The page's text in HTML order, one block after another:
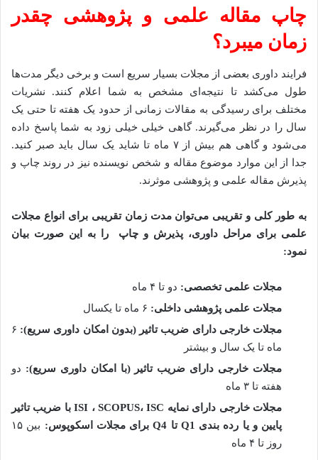
چاپ مقاله علمی و پژوهشی چقدر
زمان میبرد؟
فرایند داوری بعضی از مجلات بسیار سریع است و برخی دیگر مدت‌ها
طول می‌کشد تا نتیجه‌ای مشخص به شما اعلام کنند. نشریات
مختلف برای رسیدگی به مقالات زمانی از حدود یک هفته تا حتی یک
سال را در نظر می‌گیرند. گاهی خیلی خیلی زود به شما پاسخ داده
می‌شود و گاهی هم بیش از ۷ ماه تا شاید یک سال باید صبر کنید.
جدا از این موارد موضوع مقاله و شخص نویسنده نیز در روند چاپ و
پذیرش مقاله علمی و پژوهشی موثرند.
به طور کلی و تقریبی می‌توان مدت زمان تقریبی برای انواع مجلات
علمی برای مراحل داوری، پذیرش و چاپ را به این صورت بیان
نمود:
مجلات علمی تخصصی: دو تا ۴ ماه
مجلات علمی پژوهشی داخلی:
مجلات خارجی دارای ضریب تاثیر (بدون امکان داوری سریع): ۶
ماه تا یک سال و بیشتر
مجلات خارجی دارای ضریب تاثیر (با امکان داوری سریع): دو
هفته تا ۳ ماه
مجلات خارجی دارای نمایه ISI ، SCOPUS، ISC با ضریب تاثیر
پایین و یا رده بندی Q1 تا Q4 برای مجلات اسکوپوس:
بین ۱۵
روز تا ۴ ماه